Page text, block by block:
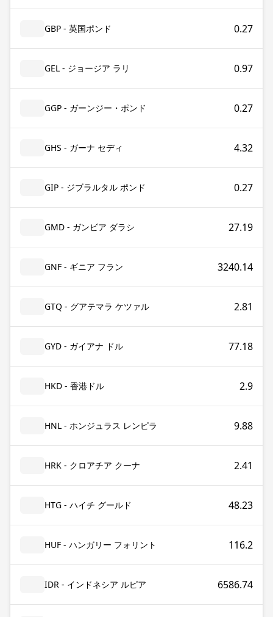
GBP - 英国ポンド 0.27
GEL - ジョージア ラリ 0.97
GGP - ガーンジー・ポンド 0.27
GHS - ガーナ セディ 4.32
GIP - ジブラルタル ポンド 0.27
GMD - ガンビア ダラシ 27.19
GNF - ギニア フラン 3240.14
GTQ - グアテマラ ケツァル 2.81
GYD - ガイアナ ドル 77.18
HKD - 香港ドル 2.9
HNL - ホンジュラス レンピラ 9.88
HRK - クロアチア クーナ 2.41
HTG - ハイチ グールド 48.23
HUF - ハンガリー フォリント 116.2
IDR - インドネシア ルピア 6586.74